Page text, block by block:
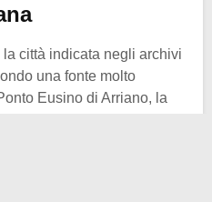
città indicata negli archivi
una fonte molto
Eusino di Arriano, la